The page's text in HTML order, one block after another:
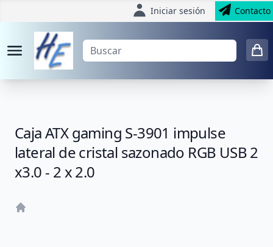
Iniciar sesión Contacto
Caja ATX gaming S-3901 impulse
lateral de cristal sazonado RGB USB 2
x3.0 - 2 x 2.0